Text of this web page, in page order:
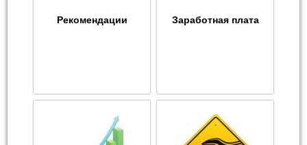
Рекомендации Заработная плата